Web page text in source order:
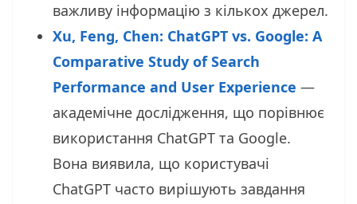
важливу інформацію з кількох джерел.
Xu, Feng, Chen: ChatGPT vs. Google: A
Comparative Study of Search
Performance and User Experience —
академічне дослідження, що порівнює
використання ChatGPT та Google.
Вона виявила, що користувачі
ChatGPT часто вирішують завдання